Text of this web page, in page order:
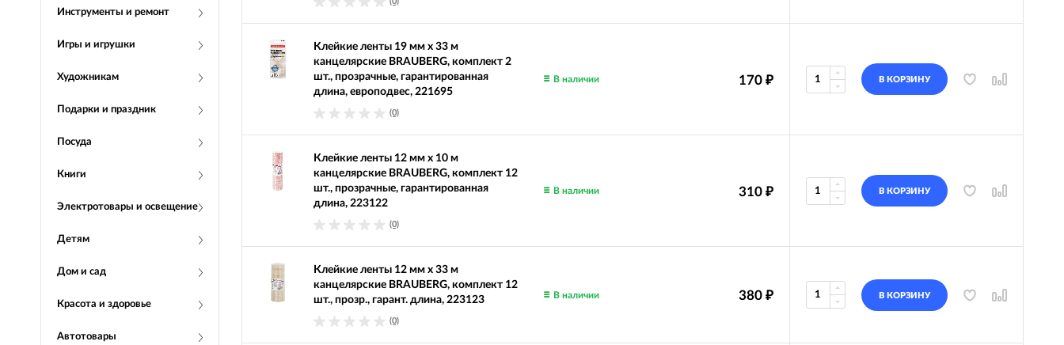
Инструменты и ремонт
Игры и игрушки
Художникам
Подарки и праздник
Посуда
Книги
Электротовары и освещение
Детям
Дом и сад
Красота и здоровье
Автотовары
Клейкие ленты 19 мм х 33 м
канцелярские BRAUBERG, комплект 2
шт., прозрачные, гарантированная
длина, европодвес, 221695
(0)
170 ₽
В наличии В КОРЗИНУ
Клейкие ленты 12 мм х 10 м
канцелярские BRAUBERG, комплект 12
шт., прозрачные, гарантированная
длина, 223122
(0)
310 ₽
В наличии В КОРЗИНУ
Клейкие ленты 12 мм х 33 м
канцелярские BRAUBERG, комплект 12
шт., прозр., гарант. длина, 223123
(0)
380 ₽
В наличии В КОРЗИНУ